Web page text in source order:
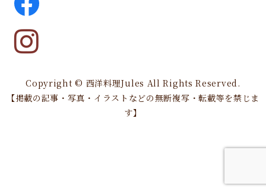
Copyright © 西洋料理Jules All Rights Reserved.
【掲載の記事・写真・イラストなどの無断複写・転載等を禁じま
す】